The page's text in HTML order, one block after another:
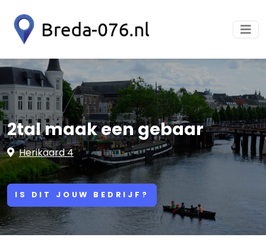
2tal maak een gebaar
Herikaard 4
IS DIT JOUW BEDRIJF?